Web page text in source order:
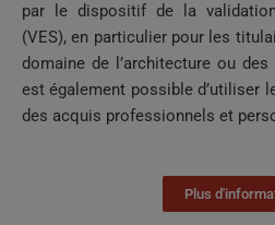
par le dispositif de la
(VES), en particulier pour les
domaine de l’architecture ou
est également possible d’utiliser
des acquis professionnels et
Plus